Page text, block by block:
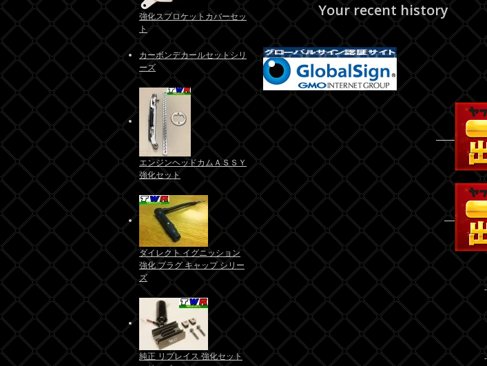
Your recent history
強化スプロケットカバーセッ
ト
カーボンデカールセットシリ
ーズ
エンジンヘッドカムＡＳＳＹ
強化セット
ダイレクト イグニッション
強化 プラグ キャップ シリー
ズ
純正 リプレイス 強化セット